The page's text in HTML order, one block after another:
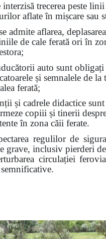
interzisă trecerea peste
aflate în mișcare sau
admite aflarea,
de cale ferată ori în
auto sunt obligați
și semnalele de la
ferată;
și cadrele didactice
copiii și tinerii
în zona căii ferate.
regulilor de
grave, inclusiv pierderi
circulației